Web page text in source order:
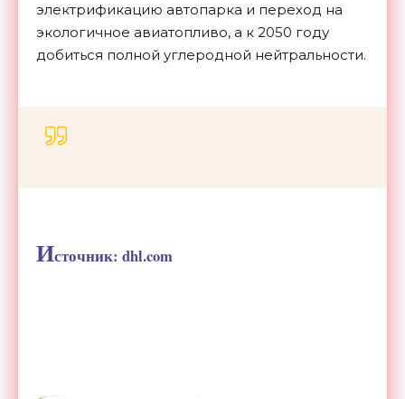
электрификацию автопарка и переход на
экологичное авиатопливо, а к 2050 году
добиться полной углеродной нейтральности.
Источник: dhl.com